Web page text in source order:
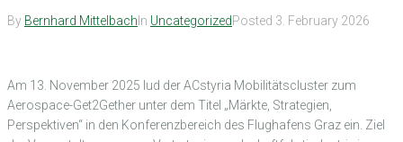
By Bernhard Mittelbach In UncategorizedPosted 3. February 2026
Am 13. November 2025 lud der ACstyria Mobilitätscluster zum
Aerospace-Get2Gether unter dem Titel „Märkte, Strategien,
Perspektiven“ in den Konferenzbereich des Flughafens Graz ein. Ziel